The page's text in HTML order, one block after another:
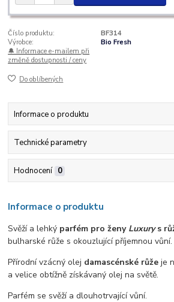
Číslo produktu:
BF314
Výrobce:
Bio Fresh
🔔 Informace e-mailem při
změně dostupnosti / ceny
Do oblíbených
Informace o produktu
Technické parametry
Hodnocení 0
Informace o produktu
Svěží a lehký parfém pro ženy Luxurys
bulharské růže s okouzlující příjemnou vůní.
Přírodní vzácný olej damascénské růže je
a velice obtížně získávaný olej na světě.
Parfém se svěží a dlouhotrvající vůní.